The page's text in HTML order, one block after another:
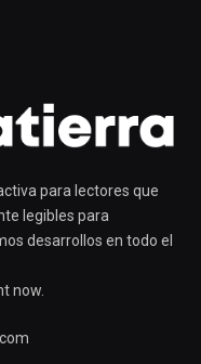
para lectores que
legibles para
desarrollos en todo el
now.